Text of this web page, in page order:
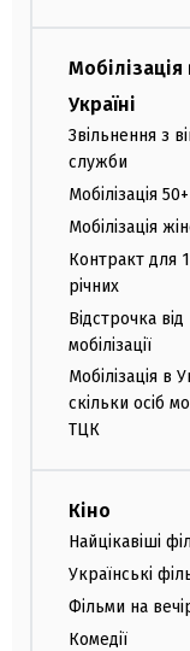
Мобілізація
Україні
Звільнення з
служби
Мобілізація 50+
Мобілізація
Контракт для
річних
Відстрочка від
мобілізації
Мобілізація в
скільки осіб
ТЦК
Кіно
Найцікавіші
Українські
Фільми на
Комедії